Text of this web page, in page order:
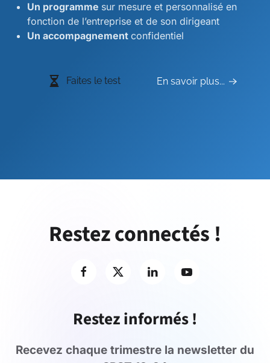
Un programme sur mesure et personnalisé en
fonction de l’entreprise et de son dirigeant
Un accompagnement confidentiel
Faites le test En savoir plus...
Restez connectés !
Restez informés !
Recevez chaque trimestre la newsletter du